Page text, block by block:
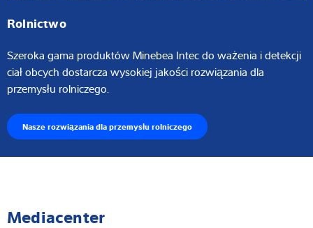
Rolnictwo
Szeroka gama produktów Minebea Intec do ważenia i detekcji
ciał obcych dostarcza wysokiej jakości rozwiązania dla
przemysłu rolniczego.
Nasze rozwiązania dla przemysłu rolniczego
Mediacenter